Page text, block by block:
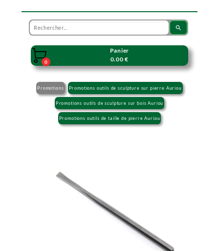
search

0
Panier
0.00 €
Promotions Promotions outils de sculpture sur pierre Auriou
Promotions outils de sculpture sur bois Auriou
Promotions outils de taille de pierre Auriou